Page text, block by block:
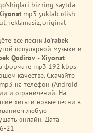
bizning saytda
mp3 yuklab olish
reklamasiz, original
все песниJo'rabek
популярной музыки и
Qodirov - Xiyonat
формате mp3 192 kbps
Скачайте
на телефон (Android
и ограничений. На
хиты и новые песни в
любую
онлайн. Дата
21